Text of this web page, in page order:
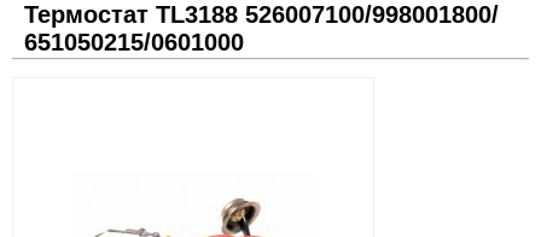
Термостат TL3188 526007100/998001800/
651050215/0601000